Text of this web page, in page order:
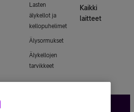
Lasten
älykellot ja
kellopuhelimet
Älysormukset
Älykellojen
tarvikkeet
Kaikki
laitteet